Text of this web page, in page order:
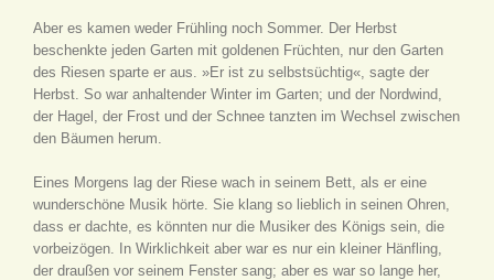
Aber es kamen weder Frühling noch Sommer. Der Herbst
beschenkte jeden Garten mit goldenen Früchten, nur den Garten
des Riesen sparte er aus. »Er ist zu selbstsüchtig«, sagte der
Herbst. So war anhaltender Winter im Garten; und der Nordwind,
der Hagel, der Frost und der Schnee tanzten im Wechsel zwischen
den Bäumen herum.
Eines Morgens lag der Riese wach in seinem Bett, als er eine
wunderschöne Musik hörte. Sie klang so lieblich in seinen Ohren,
dass er dachte, es könnten nur die Musiker des Königs sein, die
vorbeizögen. In Wirklichkeit aber war es nur ein kleiner Hänfling,
der draußen vor seinem Fenster sang; aber es war so lange her,